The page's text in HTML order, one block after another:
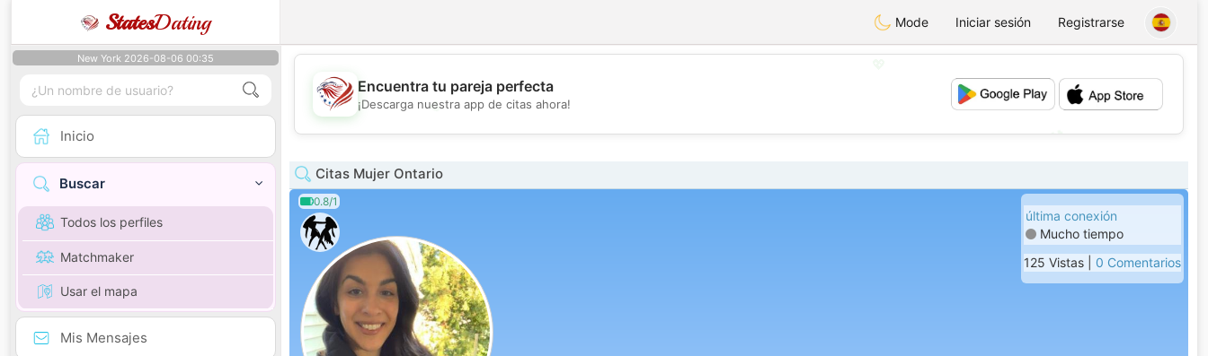
StatesDating Mode Iniciar sesión Registrarse
New York 2026-08-06 00:35
Inicio
Buscar
Todos los perfiles
Matchmaker
Usar el mapa
Mis Mensajes
💖
💕
Encuentra tu pareja perfecta
¡Descarga nuestra app de citas ahora!
Citas Mujer Ontario
0.8/1
última conexión
Mucho tiempo
125 Vistas | 0 Comentarios